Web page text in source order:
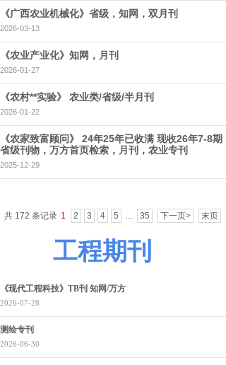
《广西农业机械化》省级，知网，双月刊
2026-03-13
《农业产业化》知网，月刊
2026-01-27
《农村**实验》 农业类/省级/半月刊
2026-01-22
《农家致富顾问》 24年25年已收满 现收26年7-8期
省级刊物，万方首页检索，月刊，农业专刊
2025-12-29
共 172 条记录 1 2 3 4 5 … 35 下一页> 末页
工程期刊
《现代工程科技》TB刊 知网/万方
2026-07-28
测绘专刊
2026-06-30